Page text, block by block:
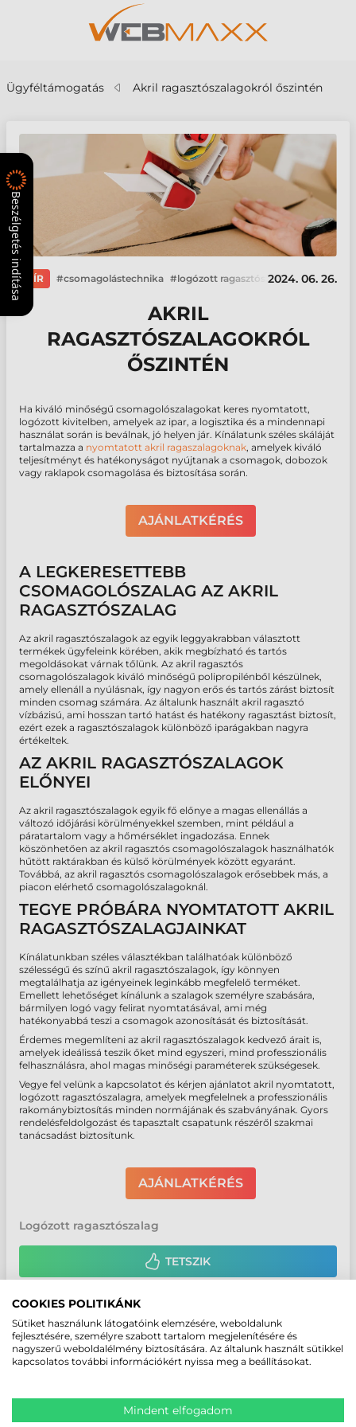
Ügyféltámogatás Akril ragasztószalagokról őszintén
HÍR csomagolástechnika logózott ragasztószalag2024. 06. 26.
AKRIL
RAGASZTÓSZALAGOKRÓL
ŐSZINTÉN
Ha kiváló minőségű csomagolószalagokat keres nyomtatott,
logózott kivitelben, amelyek az ipar, a logisztika és a mindennapi
használat során is beválnak, jó helyen jár. Kínálatunk széles skáláját
tartalmazza a nyomtatott akril ragaszalagoknak, amelyek kiváló
teljesítményt és hatékonyságot nyújtanak a csomagok, dobozok
vagy raklapok csomagolása és biztosítása során.
AJÁNLATKÉRÉS
A LEGKERESETTEBB
CSOMAGOLÓSZALAG AZ AKRIL
RAGASZTÓSZALAG
Az akril ragasztószalagok az egyik leggyakrabban választott
termékek ügyfeleink körében, akik megbízható és tartós
megoldásokat várnak tőlünk. Az akril ragasztós
csomagolószalagok kiváló minőségű polipropilénből készülnek,
amely ellenáll a nyúlásnak, így nagyon erős és tartós zárást biztosít
minden csomag számára. Az általunk használt akril ragasztó
vízbázisú, ami hosszan tartó hatást és hatékony ragasztást biztosít,
ezért ezek a ragasztószalagok különböző iparágakban nagyra
értékeltek.
AZ AKRIL RAGASZTÓSZALAGOK
ELŐNYEI
Az akril ragasztószalagok egyik fő előnye a magas ellenállás a
változó időjárási körülményekkel szemben, mint például a
páratartalom vagy a hőmérséklet ingadozása. Ennek
köszönhetően az akril ragasztós csomagolószalagok használhatók
hűtött raktárakban és külső körülmények között egyaránt.
Továbbá, az akril ragasztós csomagolószalagok erősebbek más, a
piacon elérhető csomagolószalagoknál.
TEGYE PRÓBÁRA NYOMTATOTT AKRIL
RAGASZTÓSZALAGJAINKAT
Kínálatunkban széles választékban találhatóak különböző
szélességű és színű akril ragasztószalagok, így könnyen
megtalálhatja az igényeinek leginkább megfelelő terméket.
Emellett lehetőséget kínálunk a szalagok személyre szabására,
bármilyen logó vagy felirat nyomtatásával, ami még
hatékonyabbá teszi a csomagok azonosítását és biztosítását.
Érdemes megemlíteni az akril ragasztószalagok kedvező árait is,
amelyek ideálissá teszik őket mind egyszeri, mind professzionális
felhasználásra, ahol magas minőségi paraméterek szükségesek.
Vegye fel velünk a kapcsolatot és kérjen ajánlatot akril nyomtatott,
logózott ragasztószalagra, amelyek megfelelnek a professzionális
rakománybiztosítás minden normájának és szabványának. Gyors
rendelésfeldolgozást és tapasztalt csapatunk részéről szakmai
tanácsadást biztosítunk.
AJÁNLATKÉRÉS
Logózott ragasztószalag
TETSZIK
HOZZÁSZÓLÁSOK
Beszélgetés indítása
COOKIES POLITIKÁNK
Sütiket használunk látogatóink elemzésére, weboldalunk
fejlesztésére, személyre szabott tartalom megjelenítésére és
nagyszerű weboldalélmény biztosítására. Az általunk használt sütikkel
kapcsolatos további információkért nyissa meg a beállításokat.
Mindent elfogadom